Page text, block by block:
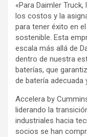
«Para Daimler
los costos y la
para tener éxito en
sostenible. Esta
escala más allá de
dentro de nuestra
baterías, que
de batería adecuada
Accelera by
liderando la
industriales hacia
socios se han